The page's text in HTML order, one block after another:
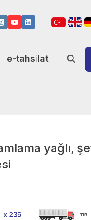
e-tahsilat
yağlı,